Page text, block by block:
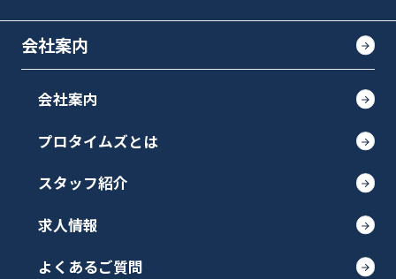
会社案内
会社案内
プロタイムズとは
スタッフ紹介
求人情報
よくあるご質問